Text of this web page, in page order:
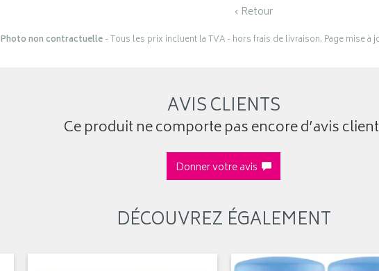
‹ Retour
Photo non contractuelle- Tous les prix incluent la TVA - hors frais de livraison. Page mise à
AVIS CLIENTS
Ce produit ne comporte pas encore d’avis
Donner votre avis
DÉCOUVREZ ÉGALEMENT